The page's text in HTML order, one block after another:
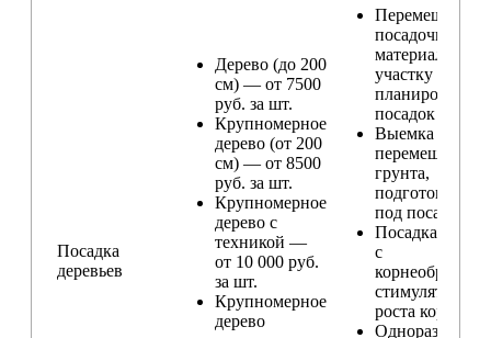
Посадка
деревьев
Дерево (до 200
см) — от 7500
руб. за шт.
Крупномерное
дерево (от 200
см) — от 8500
руб. за шт.
Крупномерное
дерево с
техникой —
от 10 000 руб.
за шт.
Крупномерное
дерево
Перемещение
посадочного
материала по
участку и
планирование
посадок
Выемка и
перемещение
грунта,
подготовка
под посадку
Посадка
с
стимулятором
роста корней
Одноразовый